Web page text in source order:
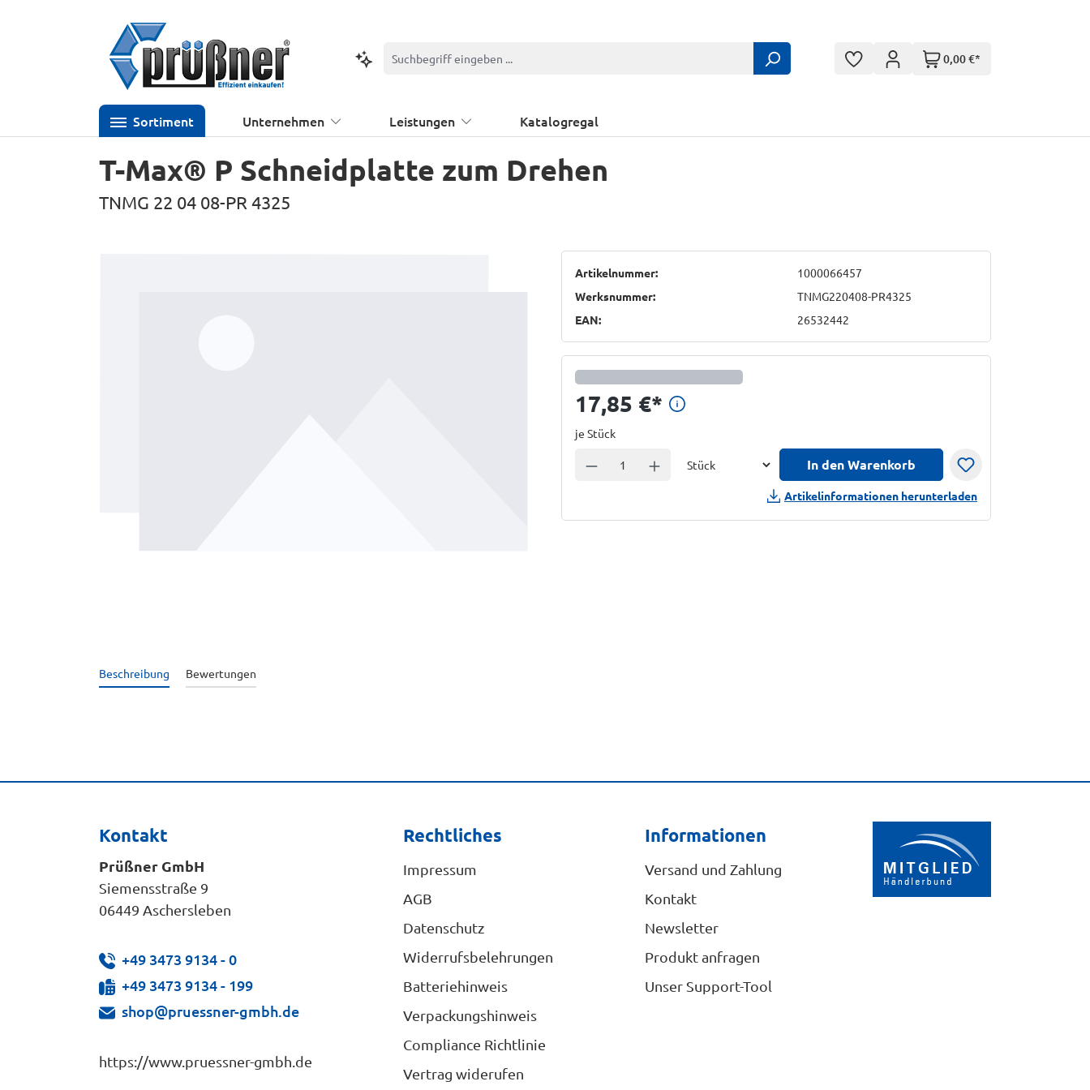
Kontextbasierte Suche 0,00 €*
Sortiment Unternehmen Leistungen Katalogregal
T-Max® P Schneidplatte zum Drehen
TNMG 22 04 08-PR 4325
Artikelnummer:
1000066457
Werksnummer:
TNMG220408-PR4325
EAN:
26532442
17,85 €* Preisinformationen anzeigen
je Stück
Anzahl verringernAnzahl erhöhen In den Warenkorb
Artikelinformationen herunterladen
Beschreibung Bewertungen
Kontakt
Prüßner GmbH
Siemensstraße 9
06449 Aschersleben
+49 3473 9134 - 0
+49 3473 9134 - 199
shop@pruessner-gmbh.de
https://www.pruessner-gmbh.de
Rechtliches
Impressum
AGB
Datenschutz
Widerrufsbelehrungen
Batteriehinweis
Verpackungshinweis
Compliance Richtlinie
Vertrag widerufen
Informationen
Versand und Zahlung
Kontakt
Newsletter
Produkt anfragen
Unser Support-Tool